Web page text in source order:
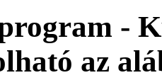
-
az